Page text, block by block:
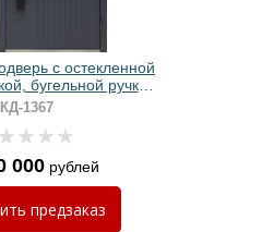
с остекленной
бугельной ручкой
МДФ антрацит
КД-1367
000рублей
предзаказ